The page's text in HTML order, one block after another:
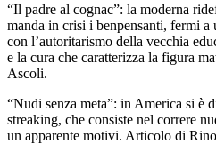
“Il padre al cognac”: la moderna
manda in crisi i benpensanti, fermi a
con l’autoritarismo della vecchia
e la cura che caratterizza la figura
Ascoli.
“Nudi senza meta”: in America si è
streaking, che consiste nel correre
un apparente motivi. Articolo di